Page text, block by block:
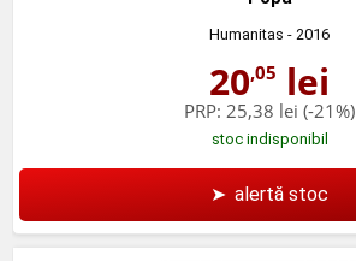
Humanitas - 2016
20,05 lei
PRP: 25,38 lei (-21%)
stoc indisponibil
➤ alertă stoc